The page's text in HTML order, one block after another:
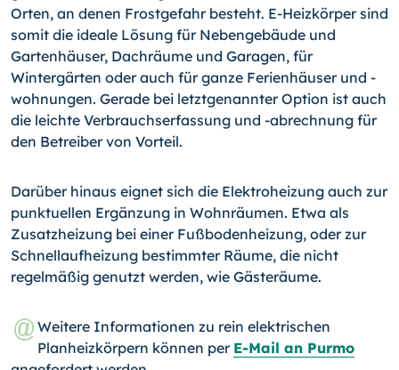
Orten, an denen Frost­gefahr besteht. E-Heizkörper sind
somit die ideale Lösung für Nebengebäude und
Gartenhäuser, Dachräume und Garagen, für
Wintergärten oder auch für ganze Ferienhäuser und -
wohnungen. Gerade bei letztgenannter Option ist auch
die leichte Verbrauchserfassung und -abrechnung für
den Betreiber von Vorteil.
Darüber hinaus eignet sich die Elektroheizung auch zur
punktuellen Ergänzung in Wohnräumen. Etwa als
Zusatzheizung bei einer Fußbodenheizung, oder zur
Schnell­aufheizung bestimmter Räume, die nicht
regelmäßig genutzt werden, wie Gästeräume.
Weitere Informationen zu rein elektrischen
Planheizkörpern können per E-Mail an Purmo